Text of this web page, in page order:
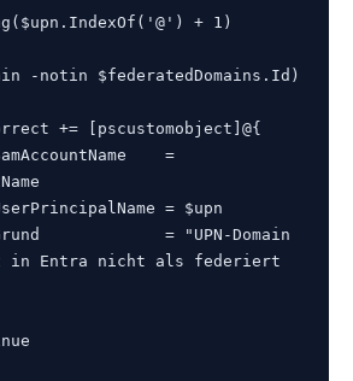
+ 1)
in Entra nicht als federiert